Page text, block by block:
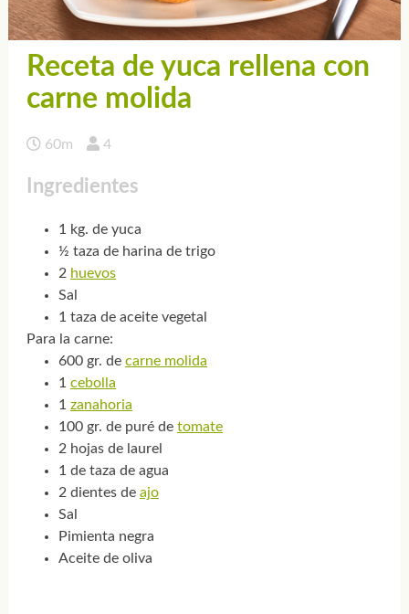
Receta de yuca rellena con
carne molida
60m 4
Ingredientes
1 kg. de yuca
½ taza de harina de trigo
2 huevos
Sal
1 taza de aceite vegetal
Para la carne:
600 gr. de carne molida
1 cebolla
1 zanahoria
100 gr. de puré de tomate
2 hojas de laurel
1 de taza de agua
2 dientes de ajo
Sal
Pimienta negra
Aceite de oliva